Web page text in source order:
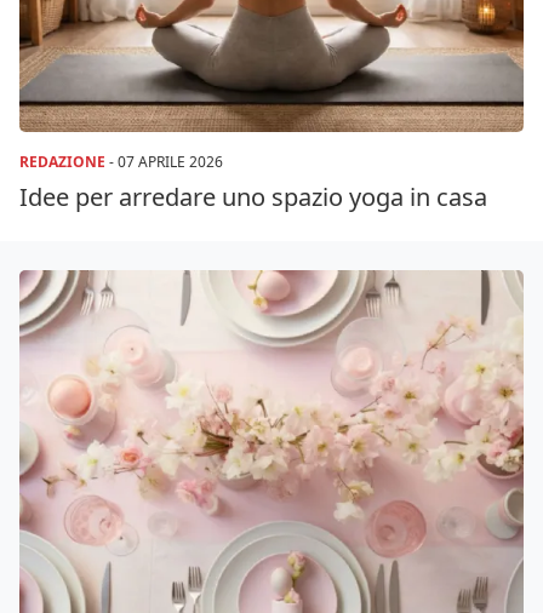
REDAZIONE -07 APRILE 2026
Idee per arredare uno spazio yoga in casa